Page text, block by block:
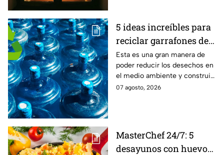
5 ideas increíbles para
reciclar garrafones de
agua que no utilizas
Esta es una gran manera de
poder reducir los desechos en
el medio ambiente y construir
grandes objetos.
07 agosto, 2026
MasterChef 24/7: 5
desayunos con huevo